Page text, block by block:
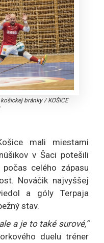
bránky/KOŠICE
mali miestami
v Šaci potešili
celého zápasu
Nováčik najvyššej
a góly Terpaja
stav.
a je to také surové,“
duelu tréner